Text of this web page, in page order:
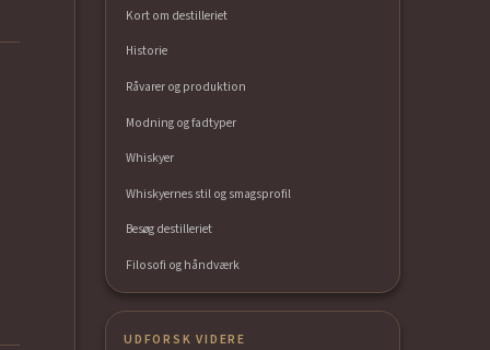
Kort om destilleriet
Historie
Råvarer og produktion
Modning og fadtyper
Whiskyer
Whiskyernes stil og smagsprofil
Besøg destilleriet
Filosofi og håndværk
UDFORSK VIDERE